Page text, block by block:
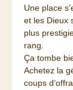
Une place
et les Dieux
plus
rang.
Ça tombe
Achetez la
coups